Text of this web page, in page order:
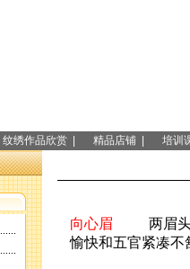
纹绣作品欣赏 | 精品店铺 |
培训
向心眉
两眉头
愉快和五官紧凑不